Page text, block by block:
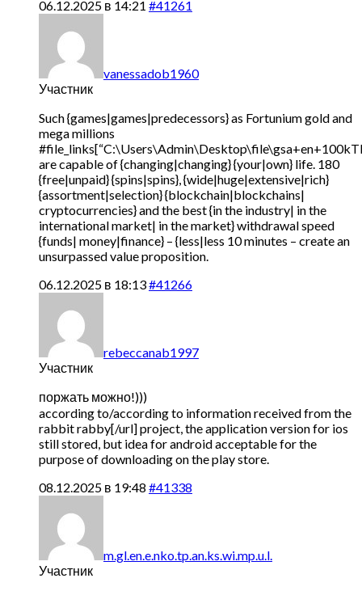
06.12.2025 в 14:21 #41261
vanessadob1960
Участник
Such {games|games|predecessors} as Fortunium gold and
mega millions
are capable of {changing|changing} {your|own} life. 180
{free|unpaid} {spins|spins}, {wide|huge|extensive|rich}
{assortment|selection} {blockchain|blockchains|
cryptocurrencies} and the best {in the industry| in the
international market| in the market} withdrawal speed
{funds| money|finance} – {less|less 10 minutes – create an
unsurpassed value proposition.
06.12.2025 в 18:13#41266
rebeccanab1997
Участник
поржать можно!)))
according to/according to information received from the
rabbitrabby[/url] project, the application version for ios
still stored, but idea for android acceptable for the
purpose of downloading on the play store.
08.12.2025 в 19:48 #41338
m.gl.en.e.nko.tp.an.ks.wi.mp.u.l.
Участник